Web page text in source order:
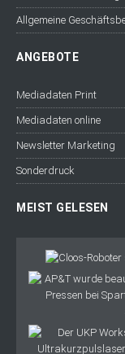
Allgemeine
ANGEBOTE
Mediadaten Print
Mediadaten online
Newsletter Marketing
Sonderdruck
MEIST GELESEN